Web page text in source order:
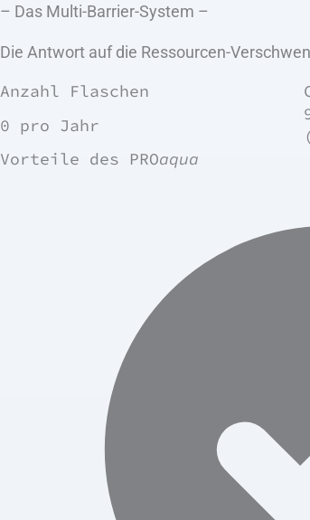
– Das Multi-Barrier-System –
Die Antwort auf die Ressourcen-
Anzahl Flaschen
0 pro Jahr
Vorteile des PROaqua